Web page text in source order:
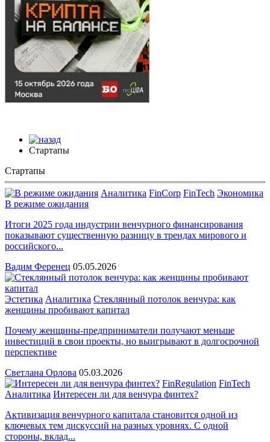
Стартапы
Стартапы
Аналитика FinCorp FinTech Экономика
В режиме ожидания
Итоги 2025 года индустрии венчурного финансирования
показывают существенную разницу в трендах мирового и
российского...
Вадим Ференец 05.05.2026
Эстетика Аналитика Стеклянный потолок венчура: как
женщины пробивают капитал
Почему женщины-предприниматели получают меньше
инвестиций в свои проекты, но выигрывают в долгосрочной
перспективе
Светлана Орлова 05.03.2026
FinRegulation FinTech
Аналитика Интересен ли для венчура финтех?
Активизация венчурного капитала становится одной из
ключевых тем дискуссий на разных уровнях. С одной
стороны, вклад...